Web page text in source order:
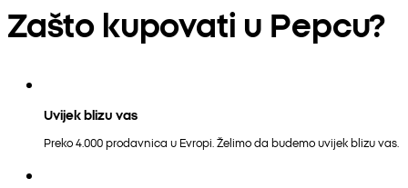
Zašto kupovati u Pepcu?
Uvijek blizu vas
Preko 4.000 prodavnica u Evropi. Želimo da budemo uvijek blizu vas.